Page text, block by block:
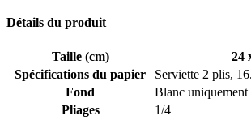
aujourd’hui ! 🏆
Nos serviettes personnalisées best-sellers sont
plus de 1 000 entreprises satisfaites. Des cafés
restaurants et services de traiteur, les marques
pour leur qualité premium et leurs options de
impeccables.
Détails du produit
Taille (cm)
24
Spécifications du papier
Serviette 2 plis,
Fond
Blanc uniquement
Pliages
1/4